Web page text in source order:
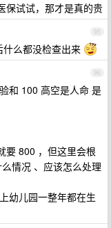
保试试，那才是真的贵
95
么都没检查出来
96
和 100 高空是人命 是
要 800 ，但这里会根
情况 、应该怎么处理
幼儿园一整年都在生